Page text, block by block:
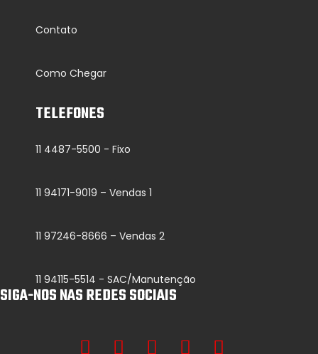
Contato
Como Chegar
TELEFONES
11 4487-5500 - Fixo
11 94171-9019 – Vendas 1
11 97246-8666 – Vendas 2
11 94115-5514 - SAC/Manutenção
SIGA-NOS NAS REDES SOCIAIS